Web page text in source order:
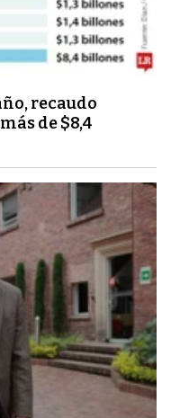
recaudo
de $8,4